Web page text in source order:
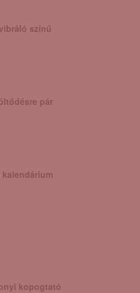
színű
pár
kopogtató